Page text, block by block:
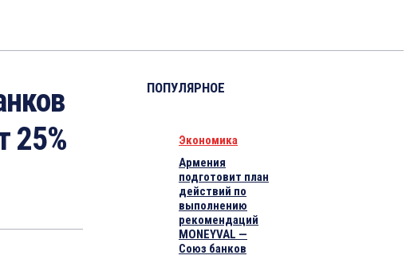
25%
ПОПУЛЯРНОЕ
Экономика
Армения
подготовит план
действий по
выполнению
рекомендаций
MONEYVAL —
Союз банков